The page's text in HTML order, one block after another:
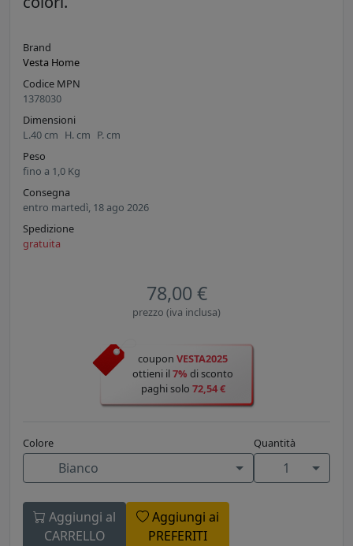
Brand
Vesta Home
Codice MPN
1378030
Dimensioni
L.40 cm H. cm P. cm
Peso
fino a 1,0 Kg
Consegna
entro martedì, 18 ago 2026
Spedizione
gratuita
78,00 €
prezzo (iva inclusa)
coupon VESTA2025
ottieni il7% di sconto
paghi solo 72,54 €
Colore
Bianco
Quantità
1
Aggiungi al
CARRELLO
Aggiungi ai
PREFERITI